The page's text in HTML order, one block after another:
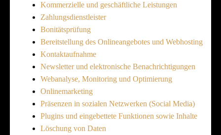
Kommerzielle und geschäftliche Leistungen
Zahlungsdienstleister
Bonitätsprüfung
Bereitstellung des Onlineangebotes und Webhosting
Kontaktaufnahme
Newsletter und elektronische Benachrichtigungen
Webanalyse, Monitoring und Optimierung
Onlinemarketing
Präsenzen in sozialen Netzwerken (Social Media)
Plugins und eingebettete Funktionen sowie Inhalte
Löschung von Daten